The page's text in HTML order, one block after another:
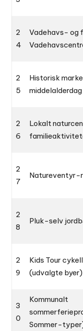
2
4
Vadehavs- og
2
5
Historisk
middelalderdag
2
6
Lokalt
2
7
Natureventyr-
2
8
Pluk-selv
2
9
Kids Tour
(udvalgte byer)
3
0
Kommunalt
Sommer-